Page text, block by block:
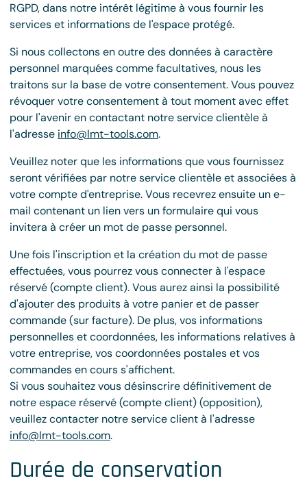
RGPD, dans notre intérêt légitime à vous fournir les
services et informations de l'espace protégé.
Si nous collectons en outre des données à caractère
personnel marquées comme facultatives, nous les
traitons sur la base de votre consentement. Vous pouvez
révoquer votre consentement à tout moment avec effet
pour l'avenir en contactant notre service clientèle à
l'adresse info@lmt-tools.com.
Veuillez noter que les informations que vous fournissez
seront vérifiées par notre service clientèle et associées à
votre compte d'entreprise. Vous recevrez ensuite un e-
mail contenant un lien vers un formulaire qui vous
invitera à créer un mot de passe personnel.
Une fois l'inscription et la création du mot de passe
effectuées, vous pourrez vous connecter à l'espace
réservé (compte client). Vous aurez ainsi la possibilité
d'ajouter des produits à votre panier et de passer
commande (sur facture). De plus, vos informations
personnelles et coordonnées, les informations relatives à
votre entreprise, vos coordonnées postales et vos
commandes en cours s'affichent.
Si vous souhaitez vous désinscrire définitivement de
notre espace réservé (compte client) (opposition),
veuillez contacter notre service client à l'adresse
info@lmt-tools.com.
Durée de conservation